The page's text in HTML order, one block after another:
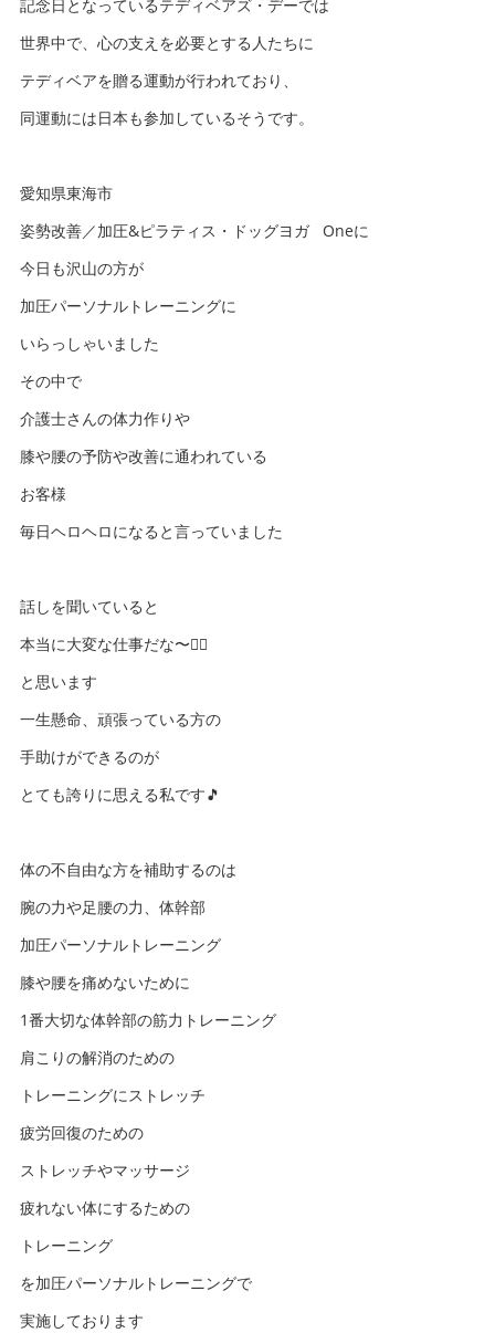
記念日となっているテディベアズ・デーでは
世界中で、心の支えを必要とする人たちに
テディベアを贈る運動が行われており、
同運動には日本も参加しているそうです。
愛知県東海市
姿勢改善／加圧&ピラティス・ドッグヨガ Oneに
今日も沢山の方が
加圧パーソナルトレーニングに
いらっしゃいました
その中で
介護士さんの体力作りや
膝や腰の予防や改善に通われている
お客様
毎日ヘロヘロになると言っていました
話しを聞いていると
本当に大変な仕事だな〜🙇‍♀️
と思います
一生懸命、頑張っている方の
手助けができるのが
とても誇りに思える私です🎵
体の不自由な方を補助するのは
腕の力や足腰の力、体幹部
加圧パーソナルトレーニング
膝や腰を痛めないために
1番大切な体幹部の筋力トレーニング
肩こりの解消のための
トレーニングにストレッチ
疲労回復のための
ストレッチやマッサージ
疲れない体にするための
トレーニング
を加圧パーソナルトレーニングで
実施しております